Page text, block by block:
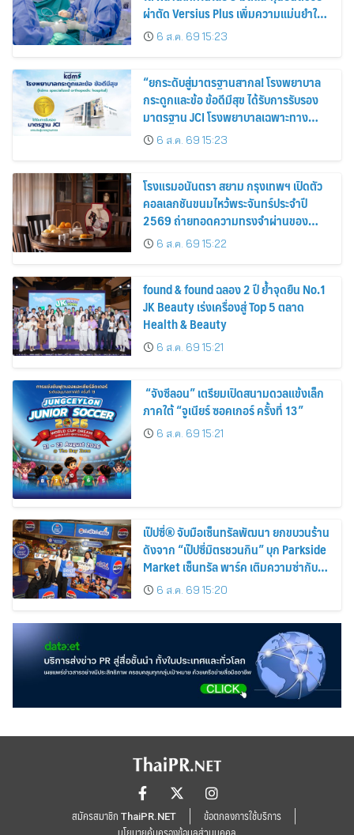
ผ่าตัด Versius Plus เพิ่มความแม่นยำใน
การรักษา
6 ส.ค. 69 15:23
“ยกระดับสู่มาตรฐานสากล! โรงพยาบาล
กระดูกและข้อ ข้อดีมีสุข ได้รับการรับรอง
มาตรฐาน JCI โรงพยาบาลเฉพาะทาง
กระดูกและข้อแห่งแรกของประเทศไทย
6 ส.ค. 69 15:23
โรงแรมอนันตรา สยาม กรุงเทพฯ เปิดตัว
คอลเลกชันขนมไหว้พระจันทร์ประจำปี
2569 ถ่ายทอดความทรงจำผ่านของ
ขวัญแห่งความหมาย
6 ส.ค. 69 15:22
found & found ฉลอง 2 ปี ย้ำจุดยืน No.1
JK Beauty เร่งเครื่องสู่ Top 5 ตลาด
Health & Beauty
6 ส.ค. 69 15:21
“จังซีลอน” เตรียมเปิดสนามดวลแข้งเล็ก
ภาคใต้ “จูเนียร์ ซอคเกอร์ ครั้งที่ 13”
6 ส.ค. 69 15:21
เป๊ปซี่® จับมือเซ็นทรัลพัฒนา ยกขบวนร้าน
ดังจาก “เป๊ปซี่มิตรชวนกิน” บุก Parkside
Market เซ็นทรัล พาร์ค เติมความซ่ากับอา
หารแซ่บให้สายกินตลอด 3 เดือน
6 ส.ค. 69 15:20
สมัครสมาชิก ThaiPR.NET
ข้อตกลงการใช้บริการ